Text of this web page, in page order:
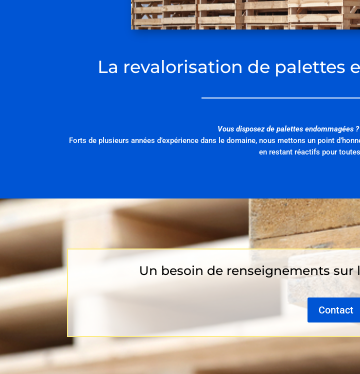
La revalorisation de palettes
Vous disposez de palettes endommagées
Forts de plusieurs années d’expérience dans le domaine, nous mettons un point
en restant réactifs pour
Un besoin de renseignements sur
Contact